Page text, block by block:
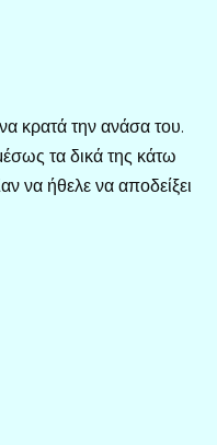
κρατά την ανάσα του.
τα δικά της κάτω
να ήθελε να αποδείξει